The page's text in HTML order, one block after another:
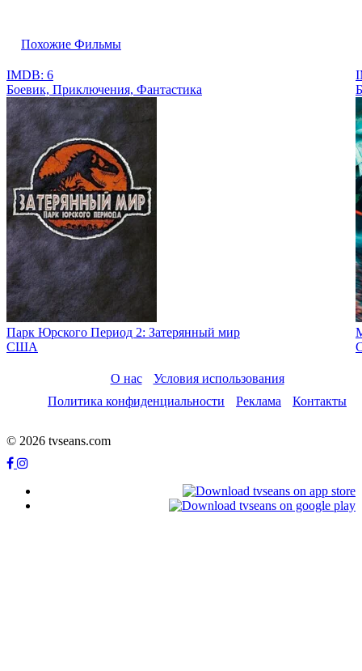
Похожие Фильмы
IMDB: 6
Боевик, Приключения, Фантастика
Парк Юрского Период 2: Затерянный мир
США
О нас
Условия использования
Политика конфиденциальности
Реклама Контакты
© 2026 tvseans.com